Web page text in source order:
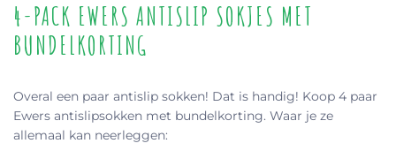
4-PACK EWERS ANTISLIP SOKJES MET
BUNDELKORTING
Overal een paar antislip sokken! Dat is handig! Koop 4 paar
Ewers antislipsokken met bundelkorting. Waar je ze
allemaal kan neerleggen: